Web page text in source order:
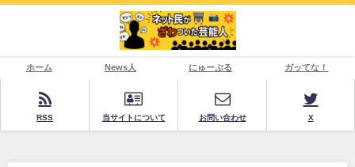
ホーム News人 にゅーぷる ガッてな！
RSS 当サイトについて お問い合わせ X